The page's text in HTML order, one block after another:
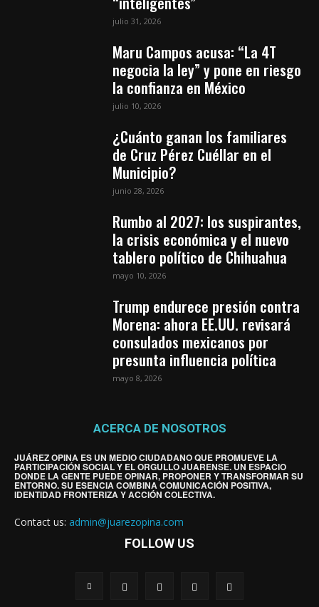
julio 31, 2026
Maru Campos acusa: “La 4T
negocia la ley” y pone en riesgo
la confianza en México
julio 10, 2026
¿Cuánto ganan los familiares
de Cruz Pérez Cuéllar en el
Municipio?
junio 28, 2026
Rumbo al 2027: los suspirantes,
la crisis económica y el nuevo
tablero político de Chihuahua
mayo 10, 2026
Trump endurece presión contra
Morena: ahora EE.UU. revisará
consulados mexicanos por
presunta influencia política
mayo 8, 2026
ACERCA DE NOSOTROS
JUÁREZ OPINA ES UN MEDIO CIUDADANO QUE PROMUEVE LA
PARTICIPACIÓN SOCIAL Y EL ORGULLO JUARENSE. UN ESPACIO
DONDE LA GENTE PUEDE OPINAR, PROPONER Y TRANSFORMAR SU
ENTORNO. SU ESENCIA COMBINA COMUNICACIÓN POSITIVA,
IDENTIDAD FRONTERIZA Y ACCIÓN COLECTIVA.
Contact us: admin@juarezopina.com
FOLLOW US